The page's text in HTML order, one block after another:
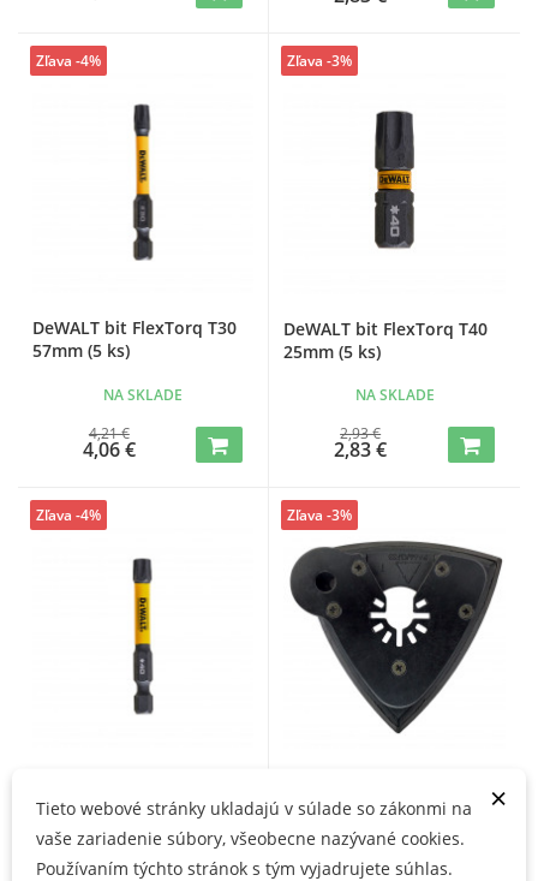
DeWALT bit FlexTorq T30
57mm (5 ks)
NA SKLADE
4,21 €
4,06 €
Zľava -4%
DeWALT bit FlexTorq T40
25mm (5 ks)
NA SKLADE
2,93 €
2,83 €
Zľava -3%
57mm (5 ks)
NA SKLADE
Zľava -4%
93mm x 93mm
NA SKLADE
Zľava -3%
×
Tieto webové stránky ukladajú v súlade so zákonmi na
vaše zariadenie súbory, všeobecne nazývané cookies.
Používaním týchto stránok s tým vyjadrujete súhlas.